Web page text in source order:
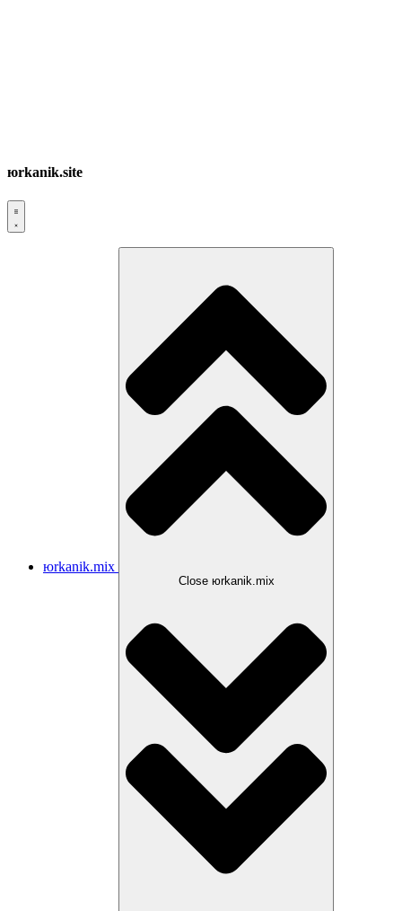
юrkanik.site
юrkanik.mix
Close юrkanik.mix